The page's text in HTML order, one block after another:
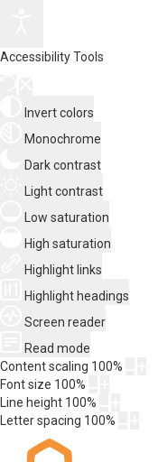
Accessibility Tools
Invert colors
Monochrome
Dark contrast
Light contrast
Low saturation
High saturation
Highlight links
Highlight headings
Screen reader
Read mode
Content scaling 100%
Font size 100%
Line height 100%
Letter spacing 100%